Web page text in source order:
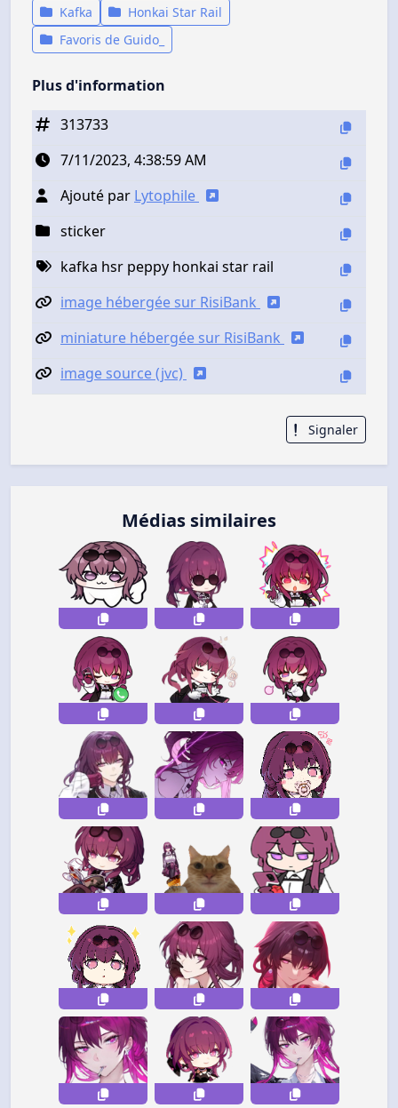
Kafka
Honkai Star Rail
Favoris de Guido_
Plus d'information
313733
7/11/2023, 4:38:59 AM
Ajouté par Lytophile
sticker
kafka hsr peppy honkai star rail
image hébergée sur RisiBank
miniature hébergée sur RisiBank
image source (jvc)
Signaler
Médias similaires